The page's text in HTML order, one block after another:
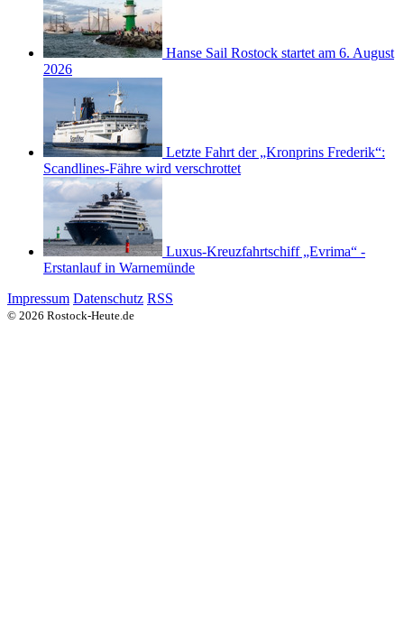
Hanse Sail Rostock startet am 6. August
2026
Letzte Fahrt der „Kronprins Frederik“:
Scandlines-Fähre wird verschrottet
Luxus-Kreuzfahrtschiff „Evrima“ -
Erstanlauf in Warnemünde
Impressum Datenschutz RSS
© 2026 Rostock-Heute.de